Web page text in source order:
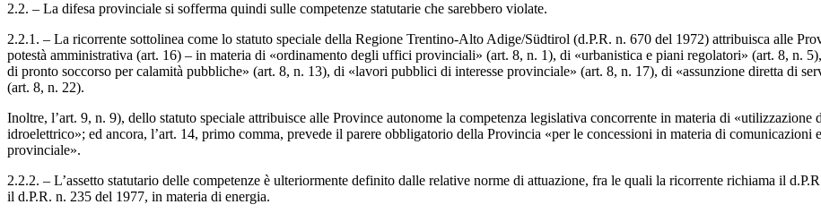
2.2. – La difesa provinciale si sofferma quindi sulle competenze statutarie che sarebbero violate.
2.2.1. – La ricorrente sottolinea come lo statuto speciale della Regione Trentino-Alto Adige/Südtirol (d.P.R. n. 670 del 1972) attribuisca alle
potestà amministrativa (art. 16) – in materia di «ordinamento degli uffici provinciali» (art. 8, n. 1), di «urbanistica e piani regolatori» (art. 8, n.
di pronto soccorso per calamità pubbliche» (art. 8, n. 13), di «lavori pubblici di interesse provinciale» (art. 8, n. 17), di «assunzione diretta di
(art. 8, n. 22).
Inoltre, l’art. 9, n. 9), dello statuto speciale attribuisce alle Province autonome la competenza legislativa concorrente in materia di
idroelettrico»; ed ancora, l’art. 14, primo comma, prevede il parere obbligatorio della Provincia «per le concessioni in materia di
provinciale».
2.2.2. – L’assetto statutario delle competenze è ulteriormente definito dalle relative norme di attuazione, fra le quali la ricorrente richiama il
il d.P.R. n. 235 del 1977, in materia di energia.